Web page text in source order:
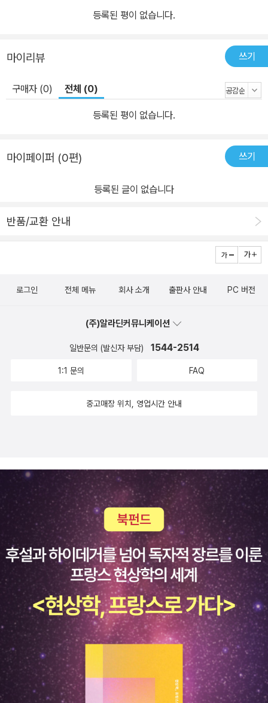
등록된 평이 없습니다.
마이리뷰 쓰기
구매자 (0) 전체 (0)
등록된 평이 없습니다.
마이페이퍼 (0편) 쓰기
등록된 글이 없습니다
반품/교환 안내
로그인 전체 메뉴 회사 소개 출판사 안내 PC 버전
(주)알라딘커뮤니케이션
일반문의 (발신자 부담) 1544-2514
1:1 문의 FAQ
중고매장 위치, 영업시간 안내